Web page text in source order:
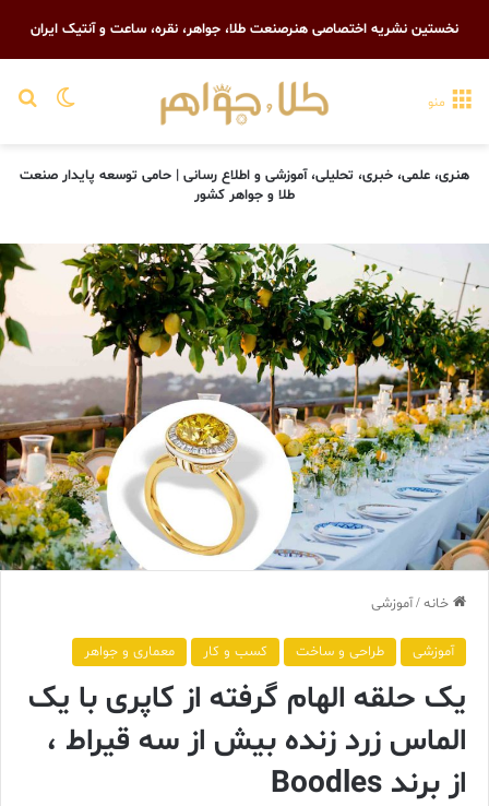
نخستین نشریه اختصاصی هنرصنعت طلا، جواهر، نقره، ساعت و آنتیک ایران
تغییر منو
هنری، علمی، خبری، تحلیلی، آموزشی و اطلاع رسانی | حامی توسعه پایدار صنعت
طلا و جواهر کشور
خانه/آموزشی
آموزشی طراحی و ساخت کسب و کار معماری و جواهر
یک حلقه الهام گرفته از کاپری با یک
الماس زرد زنده بیش از سه قیراط ،
از برند Boodles